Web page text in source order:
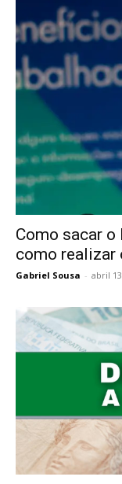
Como sacar o
como realizar
Gabriel Sousa - abril